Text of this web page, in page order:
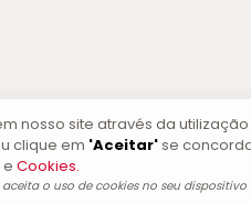
nosso site através da
clique em 'Aceitar'se
e Cookies.
o uso de cookies no seu dispositivo